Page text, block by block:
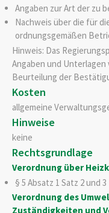
Angaben zur Art der zu
Nachweis über die für
ordnungsgemäßen
Hinweis: Das
Angaben und
Beurteilung der
Kosten
allgemeine
Hinweise
keine
Rechtsgrundlage
Verordnung über
§ 5 Absatz 1 Satz 2 und 3
Verordnung des
Zuständigkeiten und